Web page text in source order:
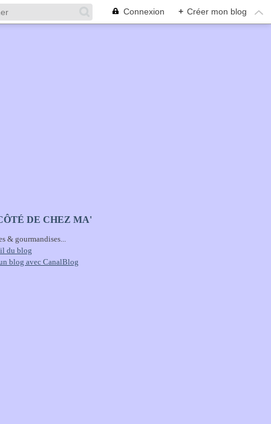
Connexion + Créer mon blog
DE CHEZ MA'
& gourmandises...
du blog
blog avec CanalBlog